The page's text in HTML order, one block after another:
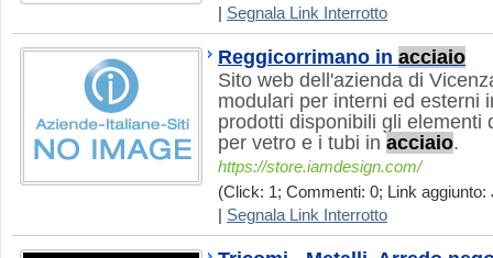
Segnala Link Interrotto
Reggicorrimano in acciaio
Sito web dell'azienda di
modulari per interni ed esterni
prodotti disponibili gli elementi
per vetro e i tubi in acciaio.
https://store.iamdesign.com/
(Click: 1; Commenti: 0; Link aggiunto:
Segnala Link Interrotto